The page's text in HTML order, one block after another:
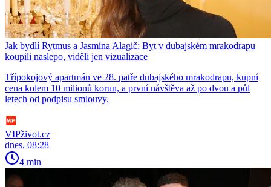
Jak bydlí Rytmus a Jasmína Alagič: Byt v dubajském mrakodrapu
koupili naslepo, viděli jen vizualizace
Třípokojový apartmán ve 28. patře dubajského mrakodrapu, kupní
cena kolem 10 milionů korun, a první návštěva až po dvou a půl
letech od podpisu smlouvy.
VIPživot.cz
dnes, 08:28
4 min